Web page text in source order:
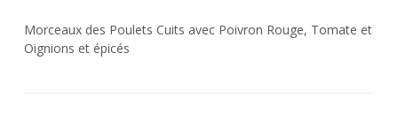
Morceaux des Poulets Cuits avec Poivron Rouge, Tomate et
Oignions et épicés